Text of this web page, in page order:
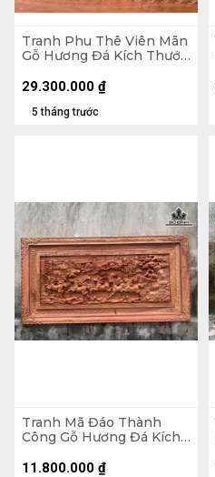
Tranh Phu Thê Viên Mãn
Gỗ Hương Đá Kích Thước
5 tháng trước
29.300.000 ₫
Tranh Mã Đáo Thành
Công Gỗ Hương Đá Kích
11.800.000 ₫